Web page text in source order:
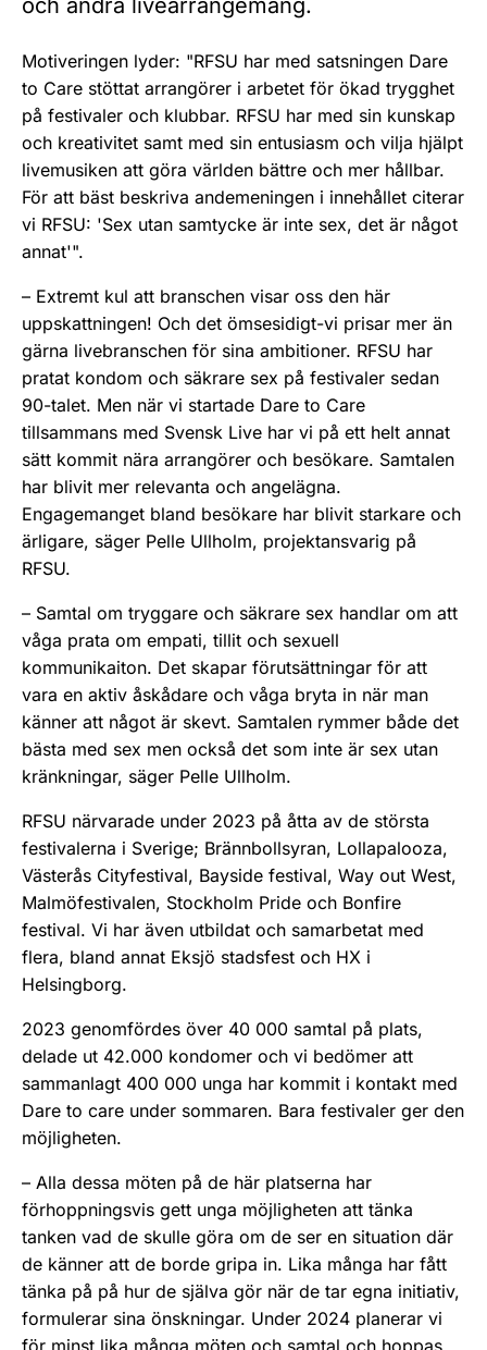
och andra livearrangemang.
Motiveringen lyder: "RFSU har med satsningen Dare
to Care stöttat arrangörer i arbetet för ökad trygghet
på festivaler och klubbar. RFSU har med sin kunskap
och kreativitet samt med sin entusiasm och vilja hjälpt
livemusiken att göra världen bättre och mer hållbar.
För att bäst beskriva andemeningen i innehållet citerar
vi RFSU: 'Sex utan samtycke är inte sex, det är något
annat'".
– Extremt kul att branschen visar oss den här
uppskattningen! Och det ömsesidigt-vi prisar mer än
gärna livebranschen för sina ambitioner. RFSU har
pratat kondom och säkrare sex på festivaler sedan
90-talet. Men när vi startade Dare to Care
tillsammans med Svensk Live har vi på ett helt annat
sätt kommit nära arrangörer och besökare. Samtalen
har blivit mer relevanta och angelägna.
Engagemanget bland besökare har blivit starkare och
ärligare, säger Pelle Ullholm, projektansvarig på
RFSU.
– Samtal om tryggare och säkrare sex handlar om att
våga prata om empati, tillit och sexuell
kommunikaiton. Det skapar förutsättningar för att
vara en aktiv åskådare och våga bryta in när man
känner att något är skevt. Samtalen rymmer både det
bästa med sex men också det som inte är sex utan
kränkningar, säger Pelle Ullholm.
RFSU närvarade under 2023 på åtta av de största
festivalerna i Sverige; Brännbollsyran, Lollapalooza,
Västerås Cityfestival, Bayside festival, Way out West,
Malmöfestivalen, Stockholm Pride och Bonfire
festival. Vi har även utbildat och samarbetat med
flera, bland annat Eksjö stadsfest och HX i
Helsingborg.
2023 genomfördes över 40 000 samtal på plats,
delade ut 42.000 kondomer och vi bedömer att
sammanlagt 400 000 unga har kommit i kontakt med
Dare to care under sommaren. Bara festivaler ger den
möjligheten.
– Alla dessa möten på de här platserna har
förhoppningsvis gett unga möjligheten att tänka
tanken vad de skulle göra om de ser en situation där
de känner att de borde gripa in. Lika många har fått
tänka på på hur de själva gör när de tar egna initiativ,
formulerar sina önskningar. Under 2024 planerar vi